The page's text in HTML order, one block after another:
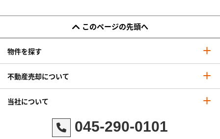
このページの先頭へ
物件を探す
不動産売却について
当社について
045-290-0101